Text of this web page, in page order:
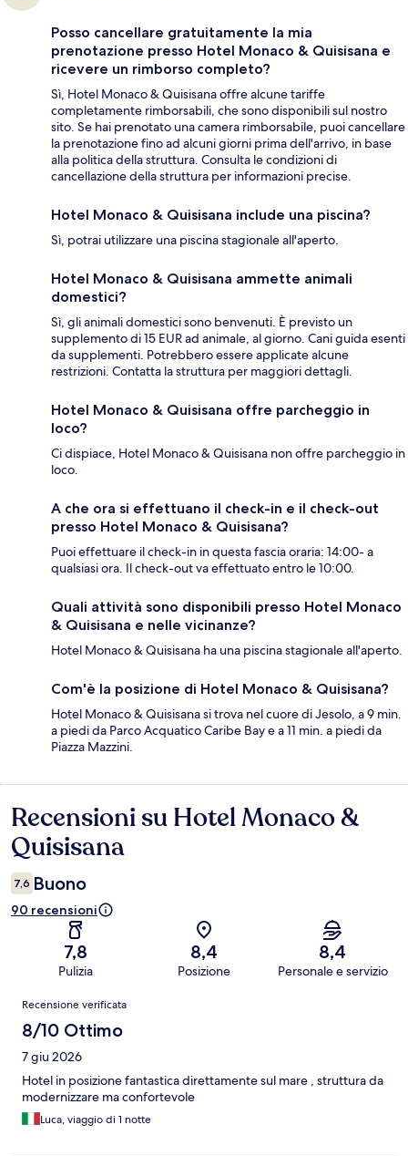
Posso cancellare gratuitamente la mia
prenotazione presso Hotel Monaco & Quisisana e
ricevere un rimborso completo?
Sì, Hotel Monaco & Quisisana offre alcune tariffe
completamente rimborsabili, che sono disponibili sul nostro
sito. Se hai prenotato una camera rimborsabile, puoi cancellare
la prenotazione fino ad alcuni giorni prima dell'arrivo, in base
alla politica della struttura. Consulta le condizioni di
cancellazione della struttura per informazioni precise.
Hotel Monaco & Quisisana include una piscina?
Sì, potrai utilizzare una piscina stagionale all'aperto.
Hotel Monaco & Quisisana ammette animali
domestici?
Sì, gli animali domestici sono benvenuti. È previsto un
supplemento di 15 EUR ad animale, al giorno. Cani guida esenti
da supplementi. Potrebbero essere applicate alcune
restrizioni. Contatta la struttura per maggiori dettagli.
Hotel Monaco & Quisisana offre parcheggio in
loco?
Ci dispiace, Hotel Monaco & Quisisana non offre parcheggio in
loco.
A che ora si effettuano il check-in e il check-out
presso Hotel Monaco & Quisisana?
Puoi effettuare il check-in in questa fascia oraria: 14:00- a
qualsiasi ora. Il check-out va effettuato entro le 10:00.
Quali attività sono disponibili presso Hotel Monaco
& Quisisana e nelle vicinanze?
Hotel Monaco & Quisisana ha una piscina stagionale all'aperto.
Com'è la posizione di Hotel Monaco & Quisisana?
Hotel Monaco & Quisisana si trova nel cuore di Jesolo, a 9 min.
a piedi da Parco Acquatico Caribe Bay e a 11 min. a piedi da
Piazza Mazzini.
Recensioni
Recensioni su Hotel Monaco &
Quisisana
7,6 Buono
90 recensioni
7,8
Pulizia
8,4
Posizione
8,4
Personale e servizio
Recensioni
Recensione verificata
8/10 Ottimo
7 giu 2026
Hotel in posizione fantastica direttamente sul mare , struttura da
modernizzare ma confortevole
Luca, viaggio di 1 notte